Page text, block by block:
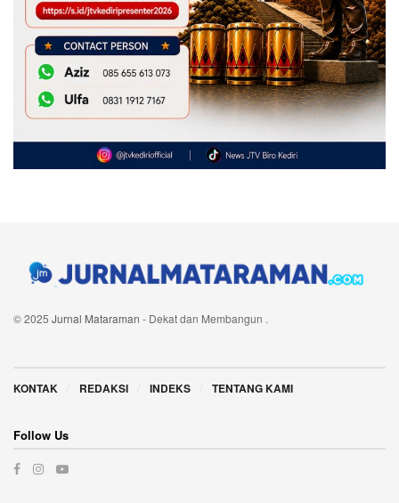
© 2025 Jurnal Mataraman - Dekat dan Membangun .
KONTAK REDAKSI INDEKS TENTANG KAMI
Follow Us